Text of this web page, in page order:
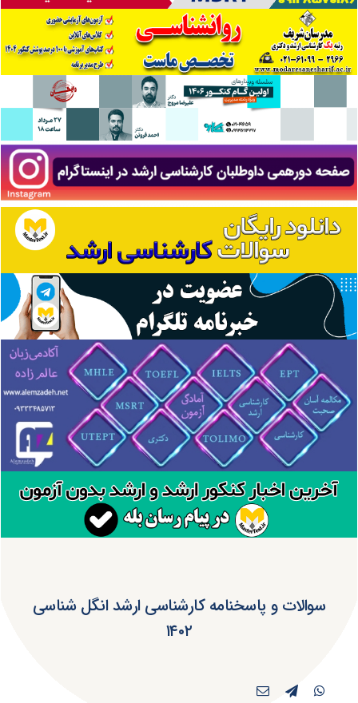
سوالات و پاسخنامه کارشناسی ارشد انگل شناسی
۱۴۰۲